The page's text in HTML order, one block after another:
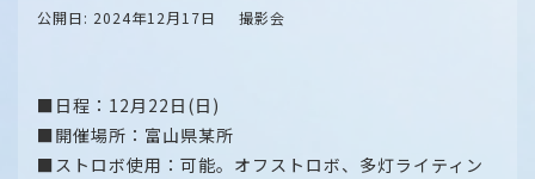
公開日: 2024年12月17日 撮影会
■日程：12月22日(日)
■開催場所：富山県某所
■ストロボ使用：可能。オフストロボ、多灯ライティン